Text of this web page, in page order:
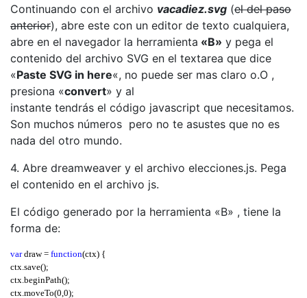
Continuando con el archivo vacadiez.svg (el del paso
anterior), abre este con un editor de texto cualquiera,
abre en el navegador la herramienta «B» y pega el
contenido del archivo SVG en el textarea que dice
«Paste SVG in here«, no puede ser mas claro o.O ,
presiona «convert» y al
instante tendrás el código javascript que necesitamos.
Son muchos números pero no te asustes que no es
nada del otro mundo.
4. Abre dreamweaver y el archivo elecciones.js. Pega
el contenido en el archivo js.
El código generado por la herramienta «B» , tiene la
forma de:
var draw = function(ctx) {
ctx save();
ctx beginPath();
ctx moveTo(0 0);